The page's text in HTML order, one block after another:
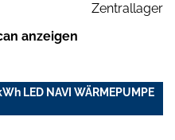
Zentrallager
anzeigen
LED NAVI WÄRMEPUMPE